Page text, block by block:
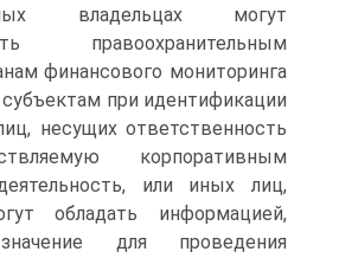
владельцах могут
правоохранительным
финансового мониторинга
при идентификации
несущих ответственность
корпоративным
или иных лиц,
обладать информацией,
для проведения